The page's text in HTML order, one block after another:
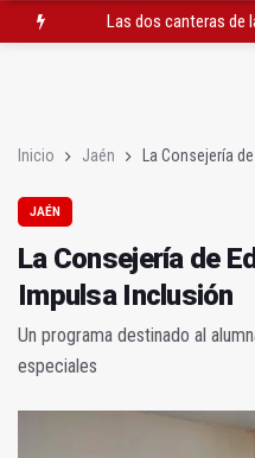
Las dos canteras de
Inicio Jaén La Consejería
JAÉN
La Consejería de
Impulsa Inclusión
Un programa destinado al
especiales